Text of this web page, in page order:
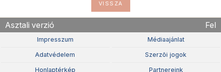
VISSZA
Asztali verzió Fel
Impresszum Médiaajánlat
Adatvédelem Szerzõi jogok
Honlaptérkép Partnereink